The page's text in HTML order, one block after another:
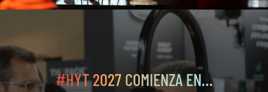
#HYT 2027 COMIENZA EN…